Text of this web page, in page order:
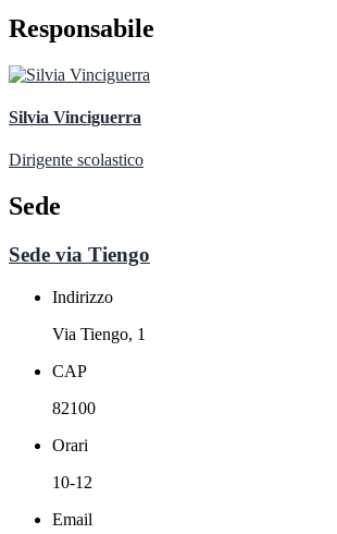
Responsabile
Silvia Vinciguerra
Dirigente scolastico
Sede
Sede via Tiengo
Indirizzo
Via Tiengo, 1
CAP
82100
Orari
10-12
Email